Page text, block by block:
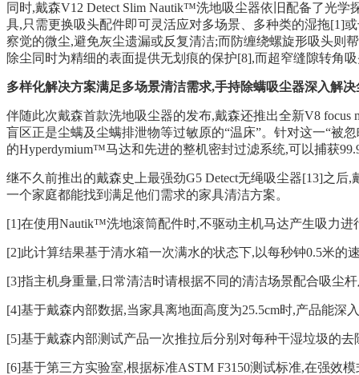
同时,戴森V12 Detect Slim Nautik™洗地吸尘器依旧配备了光
具,只需更换吸头配件即可灵活应对多场景、多种类的湿拖
察觉的微尘,避免灰尘遗漏或反复清洁;而防缠绕螺旋形吸头则
除尘同时为精细的表面提供无划痕的保护[8],而超窄缝隙转角
多样化解决方案满足多场景清洁需求,手持除螨吸尘器深入解
伴随此次戴森首款洗地吸尘器的发布,戴森还推出全新V8
盲区正是尘螨及尘螨排泄物等过敏原的“温床”。针对这一“
的Hyperdymium™马达和先进的整机密封过滤系统,可以捕获
继不久前推出的戴森史上最强劲G5 Detect无绳吸尘器[13]之后,
一个家庭都能找到满足他们需求的家具清洁方案。
[1]在使用Nautik™洗地滚筒配件时,不驱动主机马达产生吸力进
[2]此计算结果基于清水箱一次满水的状态下,以每秒钟0.5米
[3]指主机身重量,日常清洁时请根据不同的清洁场景配合吸尘
[4]基于戴森内部数据,当家具离地面高度为25.5cm时,产品能深
[5]基于戴森内部测试产品一次推拉后分别对每种干湿垃圾的
[6]基于第三方实验室,根据标准ASTM F3150测试标准,在强效